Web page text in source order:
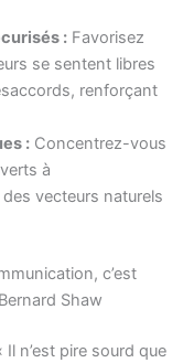
: Favorisez
se sentent libres
renforçant
: Concentrez-vous
à
vecteurs naturels
c’est
Shaw
n’est pire sourd que